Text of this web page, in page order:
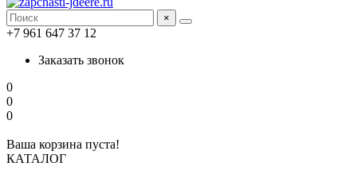
×
+7 961 647 37 12
Заказать звонок
0
0
0
Ваша корзина пуста!
КАТАЛОГ